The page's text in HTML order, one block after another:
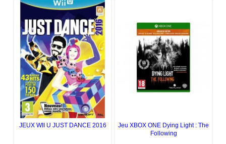
JEUX WII U JUST DANCE 2016
Jeu XBOX ONE Dying Light : The
Following